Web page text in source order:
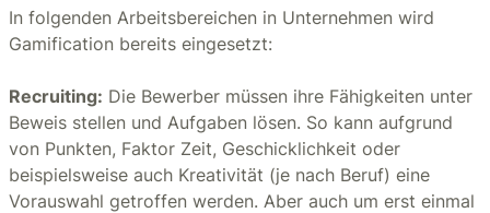
In folgenden Arbeitsbereichen in Unternehmen wird
Gamification bereits eingesetzt:
Recruiting: Die Bewerber müssen ihre Fähigkeiten unter
Beweis stellen und Aufgaben lösen. So kann aufgrund
von Punkten, Faktor Zeit, Geschicklichkeit oder
beispielsweise auch Kreativität (je nach Beruf) eine
Vorauswahl getroffen werden. Aber auch um erst einmal